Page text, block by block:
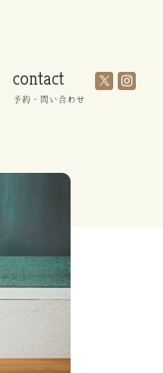
contact
予約・問い合わせ